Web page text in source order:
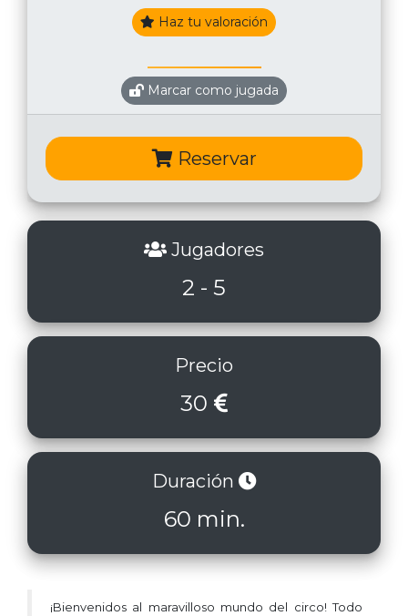
Haz tu valoración
Marcar como jugada
Reservar
Jugadores
2 - 5
Precio
30
Duración
60 min.
¡Bienvenidos al maravilloso mundo del circo! Todo